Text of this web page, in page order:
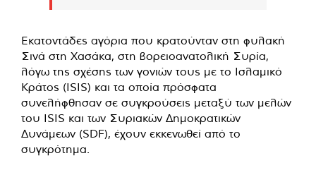
Εκατοντάδες αγόρια που κρατούνταν στη φυλακή
Σινά στη Χασάκα, στη βορειοανατολική Συρία,
λόγω της σχέσης των γονιών τους με το Ισλαμικό
Κράτος (ISIS) και τα οποία πρόσφατα
συνελήφθησαν σε συγκρούσεις μεταξύ των μελών
του ISIS και των Συριακών Δημοκρατικών
Δυνάμεων (SDF), έχουν εκκενωθεί από το
συγκρότημα.